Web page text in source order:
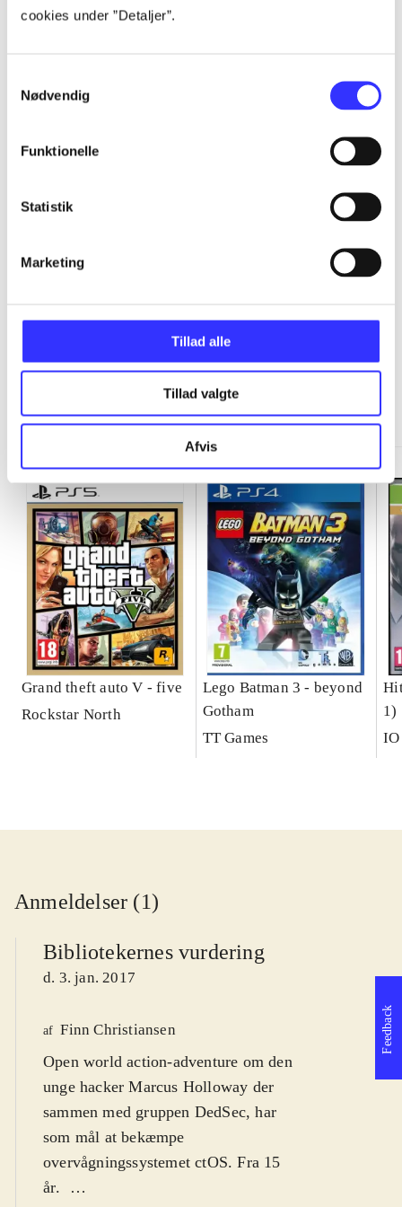
cookies under ”Detaljer”.
Nødvendig
Funktionelle
Statistik
Marketing
Tillad alle
Tillad valgte
Afvis
...
...
...
...
Grand theft auto V - five
Rockstar North
Lego Batman 3 - beyond
Gotham
TT Games
1)
Anmeldelser (1)
Bibliotekernes vurdering
d. 3. jan. 2017
af Finn Christiansen
Open world action-adventure om den
unge hacker Marcus Holloway der
sammen med gruppen DedSec, har
som mål at bekæmpe
overvågningssystemet ctOS. Fra 15
år.
Feedback